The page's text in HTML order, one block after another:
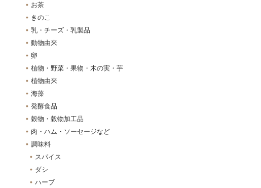
お茶
きのこ
乳・チーズ・乳製品
動物由来
卵
植物・野菜・果物・木の実・芋
植物由来
海藻
発酵食品
穀物・穀物加工品
肉・ハム・ソーセージなど
調味料
スパイス
ダシ
ハーブ